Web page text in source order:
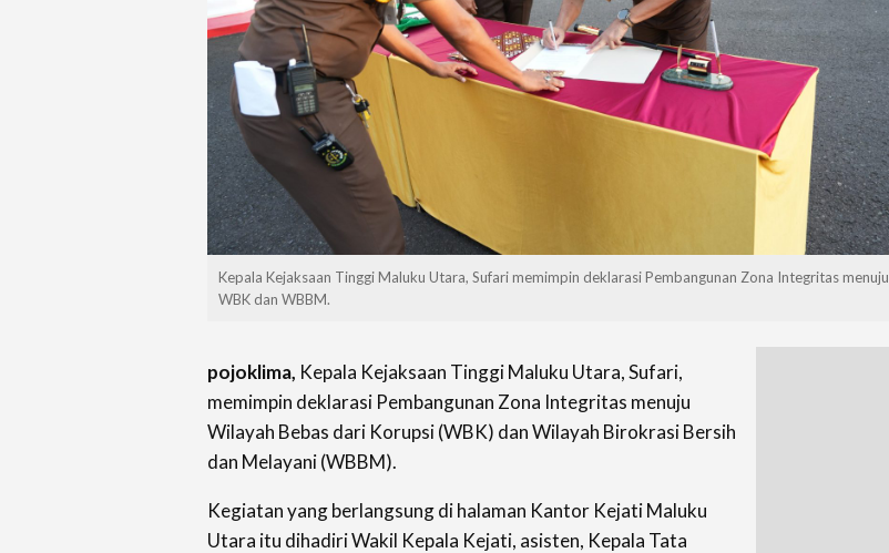
Kepala Kejaksaan Tinggi Maluku Utara, Sufari memimpin deklarasi Pembangunan Zona Integritas menuju
WBK dan WBBM.
pojoklima, Kepala Kejaksaan Tinggi Maluku Utara, Sufari,
memimpin deklarasi Pembangunan Zona Integritas menuju
Wilayah Bebas dari Korupsi (WBK) dan Wilayah Birokrasi Bersih
dan Melayani (WBBM).
‎Kegiatan yang berlangsung di halaman Kantor Kejati Maluku
Utara itu dihadiri Wakil Kepala Kejati, asisten, Kepala Tata